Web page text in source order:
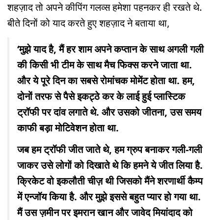
शहज़ाद तो अपने कीपिंग गलव्स हमेशा पहनकर ही रखते थे.
बीते दिनों को याद करते हुए शहज़ाद ने बताया था,
‘मुझे याद है, मैं हर शाम अपने कप्तान के साथ अगली गली
की किसी भी टीम के साथ मैच फिक्स करने जाता था.
और ये पूरे दिन का सबसे रोमांचक मोमेंट होता था. हम,
दोनों तरफ से पैसे इकट्ठे कर के लाई हुई प्लास्टिक
ट्रॉफी पर दांव लगाते थे. और उसको जीतना, उस समय
काफी बड़ा मोटिवेशन होता था.
जब हम ट्रॉफी जीत जाते थे, हम ग्रुप बनाकर गली-गली
जाकर उसे लोगों को दिखाते थे कि हमने ये जीत लिया है.
क्रिकेट वो इकलौती चीज़ थी जिसको मैंने शरणार्थी कैम्प
में एन्जॉय किया है. और मुझे इससे बहुत प्यार हो गया था.
मैं उस ज़मीन पर इमरान खान और जावेद मियांदाद को